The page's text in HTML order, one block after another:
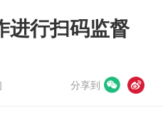
进行扫码监督
分享到